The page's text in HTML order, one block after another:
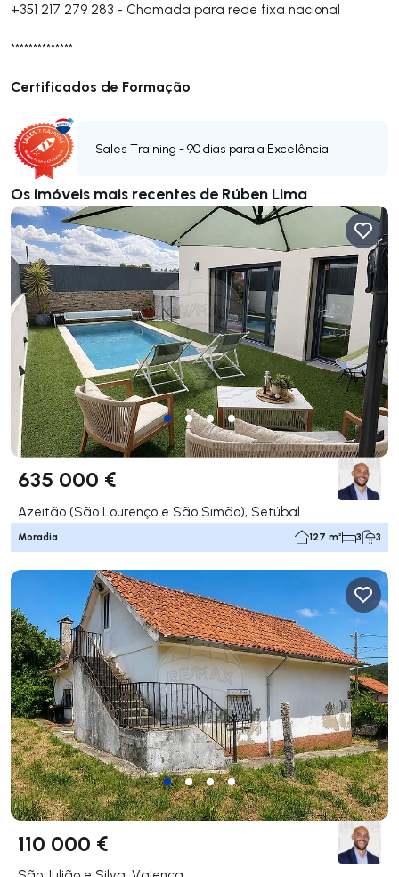
+351 217 279 283 - Chamada para rede fixa nacional
**************
Certificados de Formação
Sales Training - 90 dias para a Excelência
Os imóveis mais recentes de Rúben Lima
635 000 €
Azeitão (São Lourenço e São Simão), Setúbal
Moradia 127 m² 3 3
110 000 €